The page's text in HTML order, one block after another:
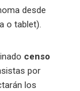
desde
o tablet).
censo
por
los